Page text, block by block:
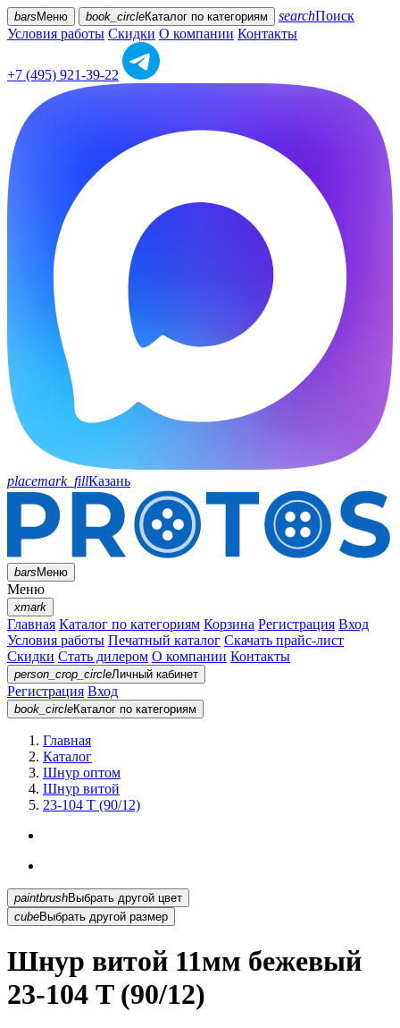
bars Меню book_circleКаталог по категориям searchПоиск
Условия работы Скидки О компании Контакты
+7 (495) 921-39-22
placemark_fillКазань
barsМеню
Меню
xmark
Главная Каталог по категориям Корзина Регистрация Вход
Условия работы Печатный каталог Скачать прайс-лист
Скидки Стать дилером О компании Контакты
person_crop_circleЛичный кабинет
Регистрация Вход
book_circleКаталог по категориям
Главная
Каталог
Шнур оптом
Шнур витой
23-104 T (90/12)
paintbrush
Выбрать другой цвет
cubeВыбрать другой размер
Шнур витой 11мм бежевый
23-104 T (90/12)